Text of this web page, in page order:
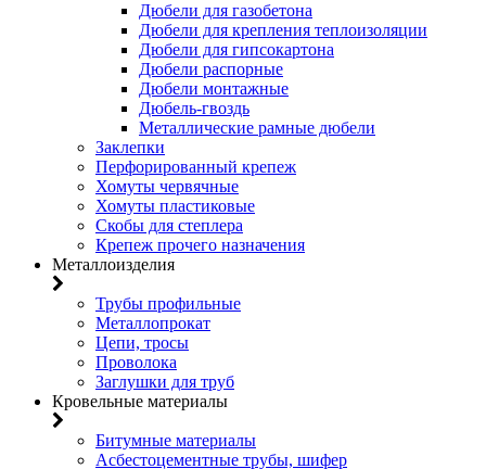
Дюбели для газобетона
Дюбели для крепления теплоизоляции
Дюбели для гипсокартона
Дюбели распорные
Дюбели монтажные
Дюбель-гвоздь
Металлические рамные дюбели
Заклепки
Перфорированный крепеж
Хомуты червячные
Хомуты пластиковые
Скобы для степлера
Крепеж прочего назначения
Металлоизделия
Трубы профильные
Металлопрокат
Цепи, тросы
Проволока
Заглушки для труб
Кровельные материалы
Битумные материалы
Асбестоцементные трубы, шифер